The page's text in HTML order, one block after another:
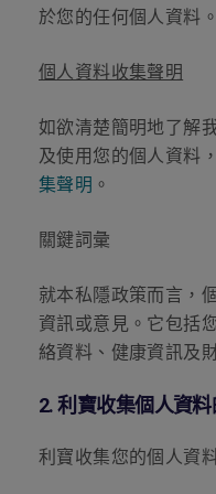
於您的任何個人資料。
個人資料收集聲明
如欲清楚簡明地了解
及使用您的個人資料
集聲明 。
關鍵詞彙
就本私隱政策而言，
資訊或意見。它包括
絡資料、健康資訊及
2.利寶收集個人資料
利寶收集您的個人資料